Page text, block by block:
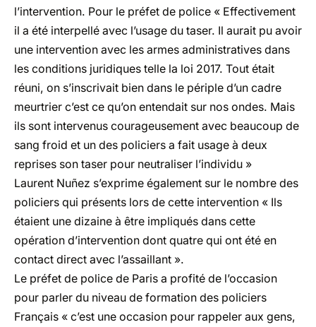
l’intervention. Pour le préfet de police « Effectivement
il a été interpellé avec l’usage du taser. Il aurait pu avoir
une intervention avec les armes administratives dans
les conditions juridiques telle la loi 2017. Tout était
réuni, on s’inscrivait bien dans le périple d’un cadre
meurtrier c’est ce qu’on entendait sur nos ondes. Mais
ils sont intervenus courageusement avec beaucoup de
sang froid et un des policiers a fait usage à deux
reprises son taser pour neutraliser l’individu »
Laurent Nuñez s’exprime également sur le nombre des
policiers qui présents lors de cette intervention « Ils
étaient une dizaine à être impliqués dans cette
opération d’intervention dont quatre qui ont été en
contact direct avec l’assaillant ».
Le préfet de police de Paris a profité de l’occasion
pour parler du niveau de formation des policiers
Français « c’est une occasion pour rappeler aux gens,